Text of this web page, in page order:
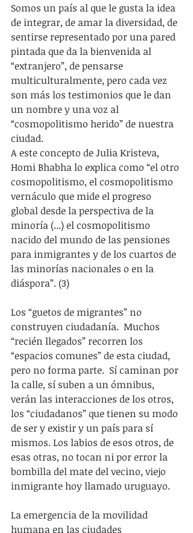
Somos un país al que le gusta la idea
de integrar, de amar la diversidad, de
sentirse representado por una pared
pintada que da la bienvenida al
“extranjero”, de pensarse
multiculturalmente, pero cada vez
son más los testimonios que le dan
un nombre y una voz al
“cosmopolitismo herido” de nuestra
ciudad.
A este concepto de Julia Kristeva,
Homi Bhabha lo explica como “el otro
cosmopolitismo, el cosmopolitismo
vernáculo que mide el progreso
global desde la perspectiva de la
minoría (...) el cosmopolitismo
nacido del mundo de las pensiones
para inmigrantes y de los cuartos de
las minorías nacionales o en la
diáspora”. (3)
Los “guetos de migrantes” no
construyen ciudadanía.  Muchos
“recién llegados” recorren los
“espacios comunes” de esta ciudad,
pero no forma parte.  Sí caminan por
la calle, sí suben a un ómnibus,
verán las interacciones de los otros,
los “ciudadanos” que tienen su modo
de ser y existir y un país para sí
mismos. Los labios de esos otros, de
esas otras, no tocan ni por error la
bombilla del mate del vecino, viejo
inmigrante hoy llamado uruguayo.
La emergencia de la movilidad
humana en las ciudades